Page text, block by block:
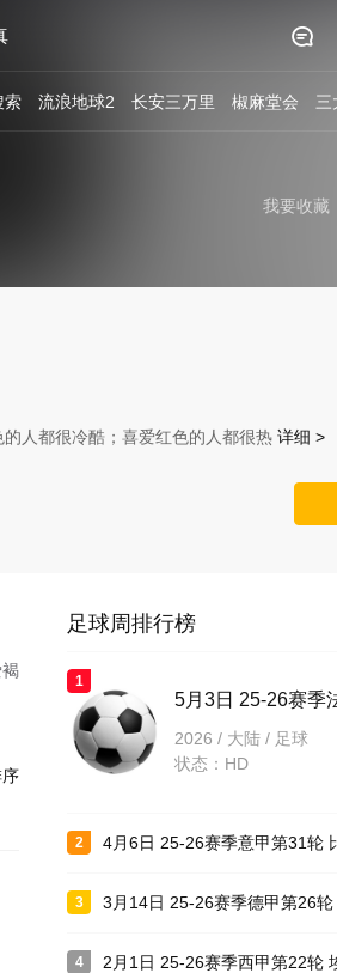

索 流浪地球2 长安三万里 椒麻堂会 三
我要收藏
人都很冷酷；喜爱红色的人都很热 详细 >
足球周排行榜
1
2026 / 大陆 / 足球
状态：HD
2 4月6日 25-26赛季意甲第31轮 比
3 3月14日 25-26赛季德甲第26轮 霍芬海姆VS
4 2月1日 25-26赛季西甲第22轮 埃尔切